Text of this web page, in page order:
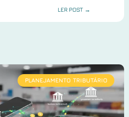
LER POST →
PLANEJAMENTO TRIBUTÁRIO